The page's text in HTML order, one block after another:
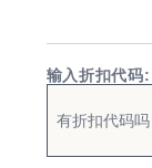
输入折扣代码: